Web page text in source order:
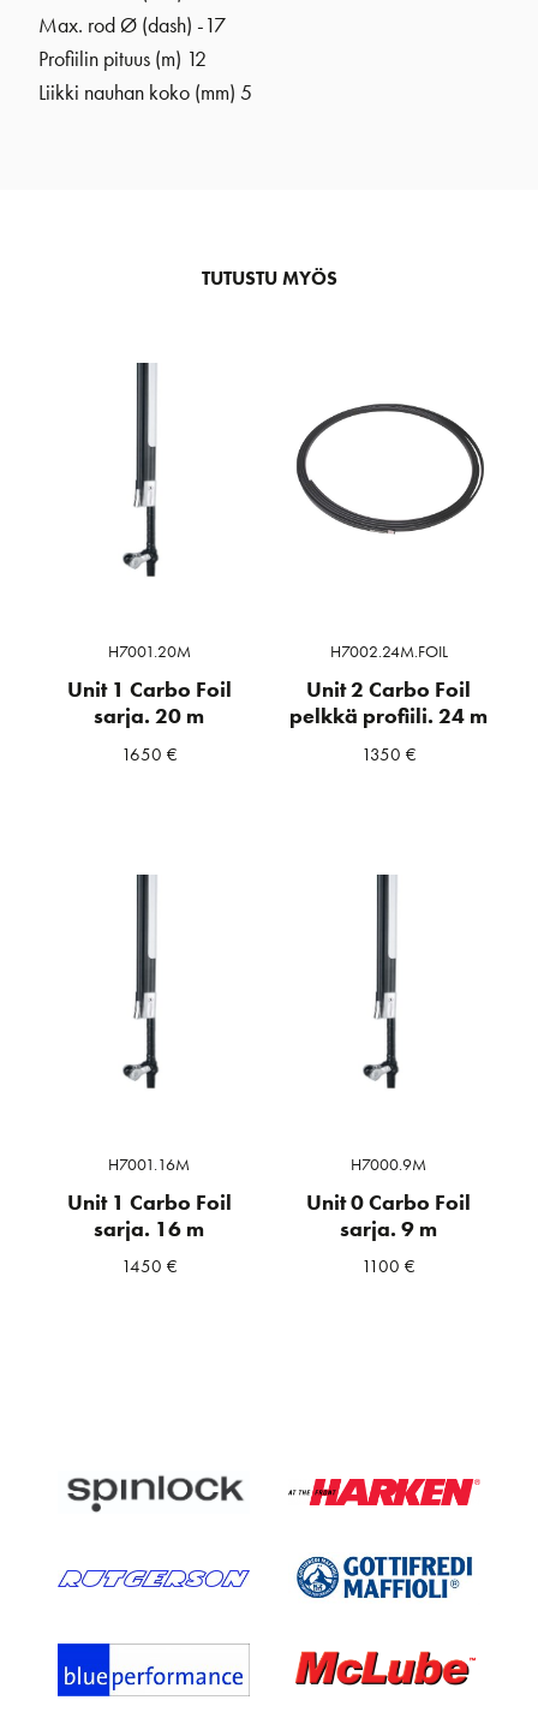
Max. rod Ø (dash) -17
Profiilin pituus (m) 12
Liikki nauhan koko (mm) 5
TUTUSTU MYÖS
H7001.20M
Unit 1 Carbo Foil
sarja. 20 m
1650 €
H7002.24M.FOIL
Unit 2 Carbo Foil
pelkkä profiili. 24 m
1350 €
H7001.16M
Unit 1 Carbo Foil
sarja. 16 m
1450 €
H7000.9M
Unit 0 Carbo Foil
sarja. 9 m
1100€